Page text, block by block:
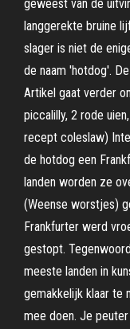
geweest van de
langgerekte bruine
slager is niet de
de naam 'hotdog'.
Artikel gaat verder
piccalilly, 2 rode
recept coleslaw)
de hotdog een
landen worden ze
(Weense worstjes)
Frankfurter werd
gestopt.
meeste landen in
gemakkelijk klaar te
mee doen. Je